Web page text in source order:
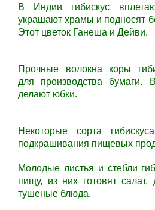
В Индии гибискус
украшают храмы и подносят
Этот цветок Ганеша и Дейви.
Прочные волокна коры
для производства бумаги.
делают юбки.
Некоторые сорта
подкрашивания пищевых
Молодые листья и стебли
пищу, из них готовят
тушеные блюда.